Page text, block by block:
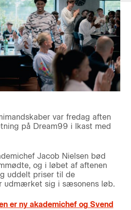
var fredag aften
på Dream99 i Ikast med
Jacob Nielsen bød
og i løbet af aftenen
uddelt priser til de
udmærket sig i sæsonens løb.
er ny akademichef og Svend